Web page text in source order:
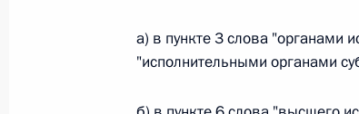
Федеральный закон от
а) в пункте 3 слова "органами
"исполнительными органами